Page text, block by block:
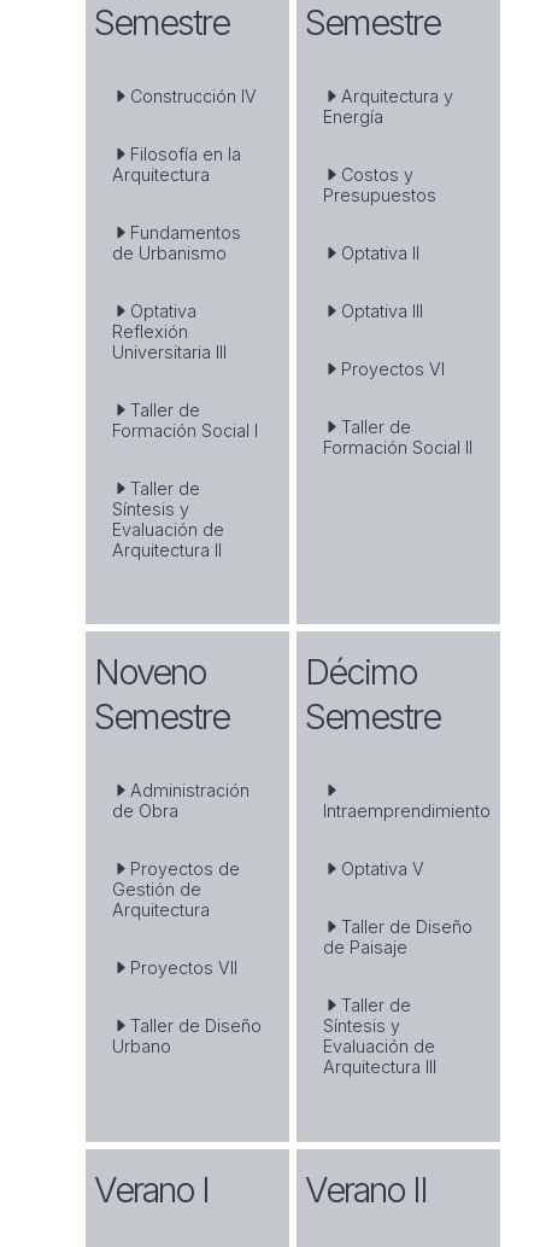
Semestre
Construcción IV
Filosofía en la
Arquitectura
Fundamentos
de Urbanismo
Optativa
Reflexión
Universitaria III
Taller de
Formación Social I
Taller de
Síntesis y
Evaluación de
Arquitectura II
Semestre
Arquitectura y
Energía
Costos y
Presupuestos
Optativa II
Optativa III
Proyectos VI
Taller de
Formación Social II
Noveno
Semestre
Administración
de Obra
Proyectos de
Gestión de
Arquitectura
Proyectos VII
Taller de Diseño
Urbano
Décimo
Semestre
Intraemprendimiento
Optativa V
Taller de Diseño
de Paisaje
Taller de
Síntesis y
Evaluación de
Arquitectura III
Verano I Verano II